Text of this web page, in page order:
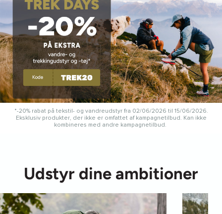
*-20% rabat på tekstil- og vandreudstyr fra 02/06/2026 til 15/06/2026.
Eksklusiv produkter, der ikke er omfattet af kampagnetilbud. Kan ikke
kombineres med andre kampagnetilbud.
Udstyr dine ambitioner